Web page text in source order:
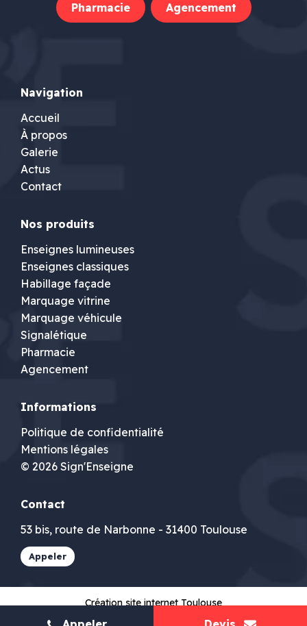
Pharmacie Agencement
Navigation
Accueil
À propos
Galerie
Actus
Contact
Nos produits
Enseignes lumineuses
Enseignes classiques
Habillage façade
Marquage vitrine
Marquage véhicule
Signalétique
Pharmacie
Agencement
Informations
Politique de confidentialité
Mentions légales
© 2026 Sign'Enseigne
Contact
53 bis, route de Narbonne - 31400 Toulouse
Appeler
Création site internet Toulouse